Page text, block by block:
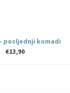
posljednji komadi
€13,90